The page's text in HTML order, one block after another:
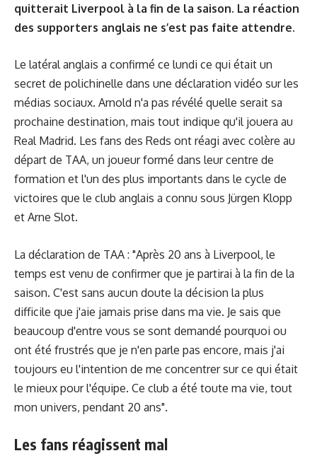
quitterait Liverpool à la fin de la saison. La réaction
des supporters anglais ne s’est pas faite attendre.
Le latéral anglais a confirmé ce lundi ce qui était un
secret de polichinelle dans une déclaration vidéo sur les
médias sociaux. Arnold n'a pas révélé quelle serait sa
prochaine destination, mais tout indique qu'il jouera au
Real Madrid. Les fans des Reds ont réagi avec colère au
départ de TAA, un joueur formé dans leur centre de
formation et l'un des plus importants dans le cycle de
victoires que le club anglais a connu sous Jürgen Klopp
et Arne Slot.
La déclaration de TAA : "Après 20 ans à Liverpool, le
temps est venu de confirmer que je partirai à la fin de la
saison. C'est sans aucun doute la décision la plus
difficile que j'aie jamais prise dans ma vie. Je sais que
beaucoup d'entre vous se sont demandé pourquoi ou
ont été frustrés que je n'en parle pas encore, mais j'ai
toujours eu l'intention de me concentrer sur ce qui était
le mieux pour l'équipe. Ce club a été toute ma vie, tout
mon univers, pendant 20 ans".
Les fans réagissent mal